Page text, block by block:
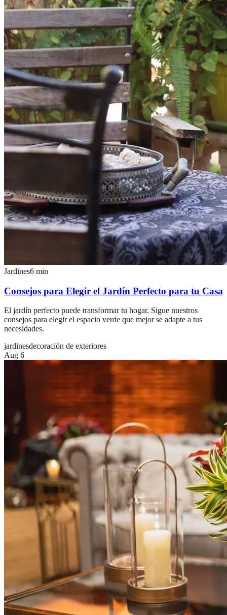
Jardines6 min
Consejos para Elegir el Jardín Perfecto para tu Casa
El jardín perfecto puede transformar tu hogar. Sigue nuestros
consejos para elegir el espacio verde que mejor se adapte a tus
necesidades.
jardinesdecoración de exteriores
Aug 6